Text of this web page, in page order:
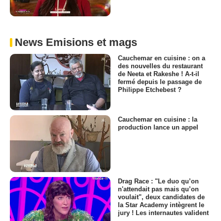
News Emisions et mags
Cauchemar en cuisine : on a
des nouvelles du restaurant
de Neeta et Rakeshe ! A-t-il
fermé depuis le passage de
Philippe Etchebest ?
Cauchemar en cuisine : la
production lance un appel
Drag Race : "Le duo qu’on
n'attendait pas mais qu’on
voulait", deux candidates de
la Star Academy intègrent le
jury ! Les internautes valident